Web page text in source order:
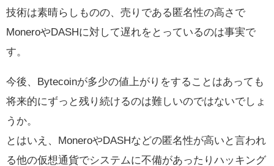
技術は素晴らしものの、売りである匿名性の高さで
MoneroやDASHに対して遅れをとっているのは事実で
す。
今後、Bytecoinが多少の値上がりをすることはあっても
将来的にずっと残り続けるのは難しいのではないでしょ
うか。
とはいえ、MoneroやDASHなどの匿名性が高いと言われ
る他の仮想通貨でシステムに不備があったりハッキング